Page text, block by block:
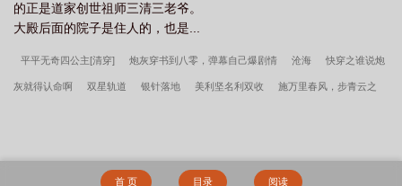
的正是道家创世祖师三清三老爷。
大殿后面的院子是住人的，也是...
平平无奇四公主[清穿] 炮灰穿书到八零，弹幕自己爆剧情 沧海 快穿之谁说炮
灰就得认命啊 双星轨道 银针落地 美利坚名利双收 施万里春风，步青云之
首 页 目录 阅读